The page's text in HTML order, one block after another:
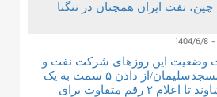
چین، نفت ایران همچنان در تنگنا
1404/6/8
وضعیت این روزهای شرکت نفت و
گاز مسجدسلیمان/از دادن ۵ سمت به یک
خویشاوند تا اعلام ۲ رقم متفاوت برای